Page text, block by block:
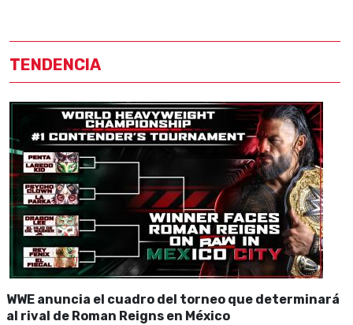
TENDENCIA
WWE anuncia el cuadro del torneo que determinará
al rival de Roman Reigns en México